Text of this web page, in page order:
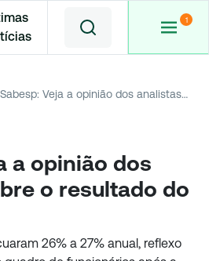
Sabesp: Veja a opinião dos analistas sobre o resultado do 1º trimestre
a opinião dos
o resultado do
26% a 27% anual, reflexo